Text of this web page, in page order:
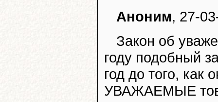
Аноним, 27-
Закон об
году подобный
год до того, как
УВАЖАЕМЫЕ